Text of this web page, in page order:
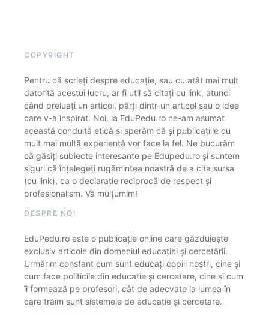
COPYRIGHT
Pentru că scrieți despre educație, sau cu atât mai mult
datorită acestui lucru, ar fi util să citați cu link, atunci
când preluați un articol, părți dintr-un articol sau o idee
care v-a inspirat. Noi, la EduPedu.ro ne-am asumat
această conduită etică și sperăm că și publicațiile cu
mult mai multă experiență vor face la fel. Ne bucurăm
că găsiți subiecte interesante pe Edupedu.ro și suntem
siguri că înțelegeți rugămintea noastră de a cita sursa
(cu link), ca o declarație reciprocă de respect și
profesionalism. Vă mulțumim!
DESPRE NOI
EduPedu.ro este o publicație online care găzduiește
exclusiv articole din domeniul educației și cercetării.
Urmărim constant cum sunt educați copiii noștri, cine și
cum face politicile din educație și cercetare, cine și cum
îi formează pe profesori, cât de adecvate la lumea în
care trăim sunt sistemele de educație și cercetare.